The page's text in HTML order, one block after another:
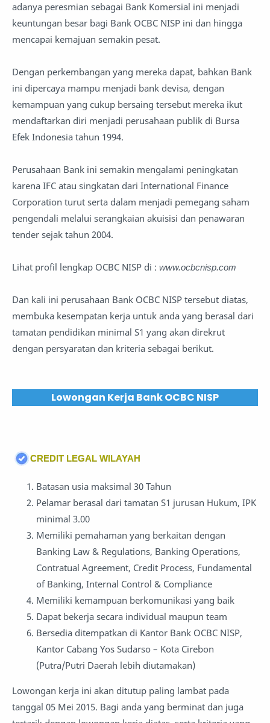
adanya peresmian sebagai Bank Komersial ini menjadi
keuntungan besar bagi Bank OCBC NISP ini dan hingga
mencapai kemajuan semakin pesat.
Dengan perkembangan yang mereka dapat, bahkan Bank
ini dipercaya mampu menjadi bank devisa, dengan
kemampuan yang cukup bersaing tersebut mereka ikut
mendaftarkan diri menjadi perusahaan publik di Bursa
Efek Indonesia tahun 1994.
Perusahaan Bank ini semakin mengalami peningkatan
karena IFC atau singkatan dari International Finance
Corporation turut serta dalam menjadi pemegang saham
pengendali melalui serangkaian akuisisi dan penawaran
tender sejak tahun 2004.
Lihat profil lengkap OCBC NISP di : www.ocbcnisp.com
Dan kali ini perusahaan Bank OCBC NISP tersebut diatas,
membuka kesempatan kerja untuk anda yang berasal dari
tamatan pendidikan minimal S1 yang akan direkrut
dengan persyaratan dan kriteria sebagai berikut.
Lowongan Kerja Bank OCBC NISP
CREDIT LEGAL WILAYAH
Batasan usia maksimal 30 Tahun
Pelamar berasal dari tamatan S1 jurusan Hukum, IPK
minimal 3.00
Memiliki pemahaman yang berkaitan dengan
Banking Law & Regulations, Banking Operations,
Contratual Agreement, Credit Process, Fundamental
of Banking, Internal Control & Compliance
Memiliki kemampuan berkomunikasi yang baik
Dapat bekerja secara individual maupun team
Bersedia ditempatkan di Kantor Bank OCBC NISP,
Kantor Cabang Yos Sudarso – Kota Cirebon
(Putra/Putri Daerah lebih diutamakan)
Lowongan kerja ini akan ditutup paling lambat pada
tanggal 05 Mei 2015. Bagi anda yang berminat dan juga